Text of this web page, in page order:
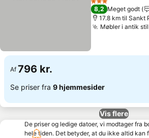
3 Stjerner
8,2 Meget godt
17.8 km til Sankt
Møbler i antik
Af 796 kr.
Se priser fra 9 hjemmesider
Vis flere
De priser og ledige datoer, vi modtager fra
hele tiden. Det betyder, at du ikke altid